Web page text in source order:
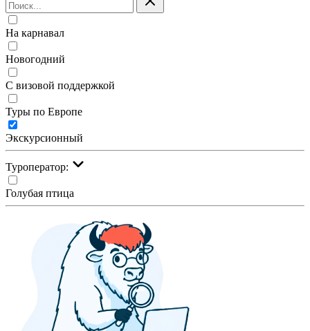
На карнавал
Новогодний
С визовой поддержкой
Туры по Европе
Экскурсионный
Туроператор:
Голубая птица